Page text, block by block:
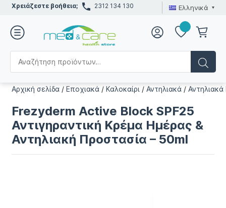
Χρειάζεστε βοήθεια; 2312 134 130 Ελληνικά
Αρχική σελίδα /Εποχιακά /Καλοκαίρι /Αντηλιακά /
Frezyderm Active Block SPF25
Αντιγηραντική Κρέμα Ημέρας &
Αντηλιακή Προστασία – 50ml